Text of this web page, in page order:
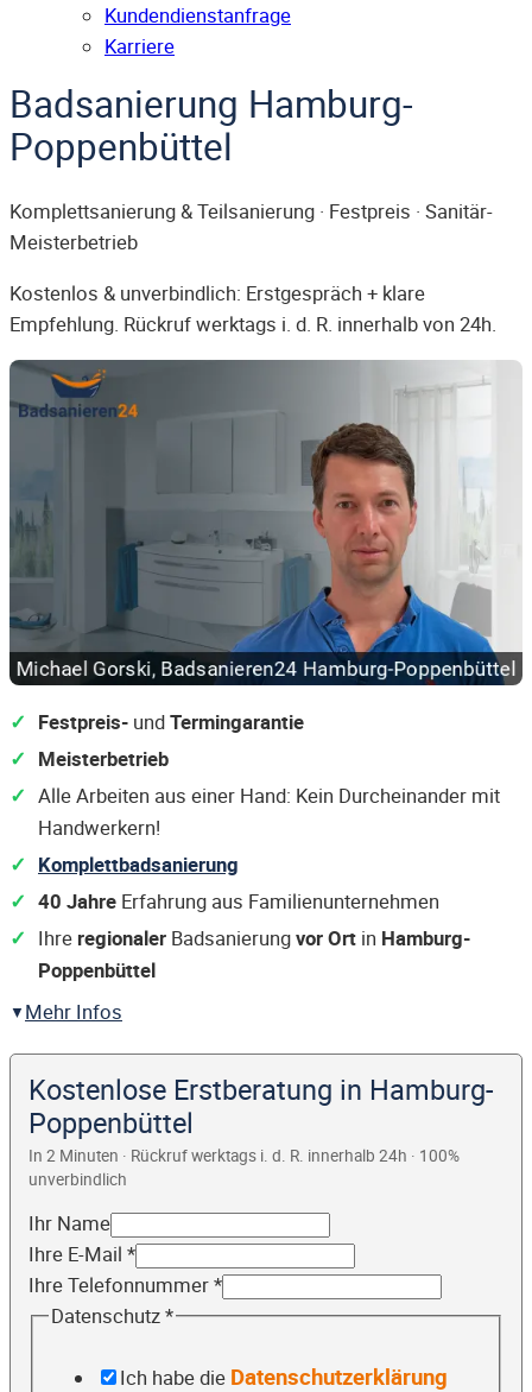
Kunden­dienst­anfrage
Karriere
Badsanierung Hamburg-
Poppenbüttel
Komplettsanierung & Teilsanierung · Festpreis · Sanitär-
Meisterbetrieb
Kostenlos & unverbindlich: Erstgespräch + klare
Empfehlung. Rückruf werktags i. d. R. innerhalb von 24h.
Festpreis- undTermingarantie
Meisterbetrieb
Alle Arbeiten aus einer Hand: Kein Durcheinander mit
Handwerkern!
Komplettbadsanierung
40 Jahre Erfahrung aus Familienunternehmen
Ihre regionaler Badsanierungvor Ort in Hamburg-
Poppenbüttel
Mehr Infos
Kostenlose Erstberatung in Hamburg-
Poppenbüttel
In 2 Minuten · Rückruf werktags i. d. R. innerhalb 24h · 100%
unverbindlich
Ihr Name
Ihre E-Mail *
Ihre Telefonnummer*
Datenschutz*
Ich habe die Datenschutzerklärung